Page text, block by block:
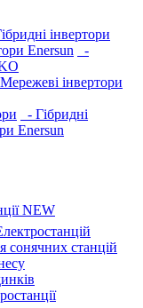
інвертори
Enersun
-
інвертори
- Гібридні
Enersun
NEW
сонячних станцій